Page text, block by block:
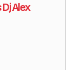
Alex